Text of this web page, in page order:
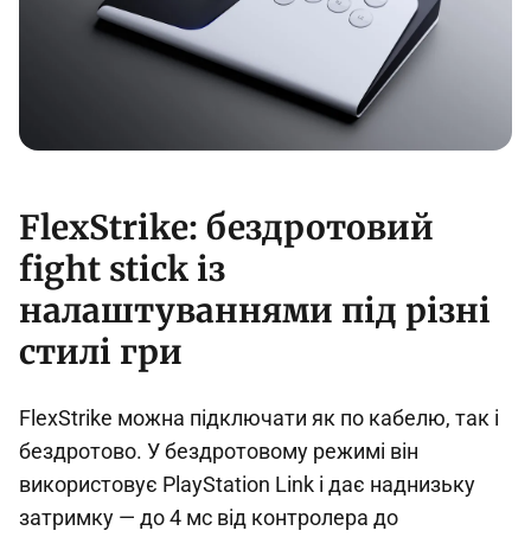
FlexStrike: бездротовий
fight stick із
налаштуваннями під різні
стилі гри
FlexStrike можна підключати як по кабелю, так і
бездротово. У бездротовому режимі він
використовує PlayStation Link і дає наднизьку
затримку — до 4 мс від контролера до